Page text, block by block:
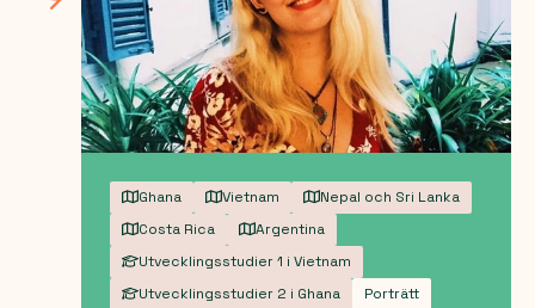
Ghana Vietnam
Nepal och Sri Lanka
Costa Rica
Argentina
Utvecklingsstudier 1 i Vietnam
Utvecklingsstudier 2 i Ghana
Porträtt